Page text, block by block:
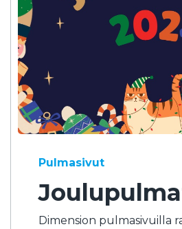
Pulmasivut
Dimension pulmasivuilla